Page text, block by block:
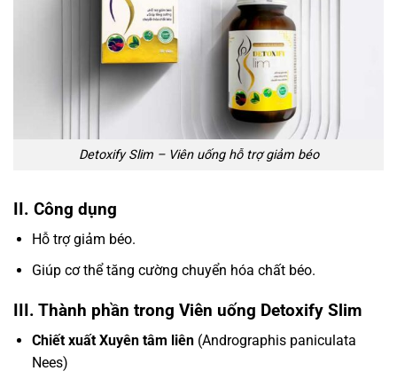
Detoxify Slim – Viên uống hỗ trợ giảm béo
II. Công dụng
Hỗ trợ giảm béo.
Giúp cơ thể tăng cường chuyển hóa chất béo.
III. Thành phần trong Viên uống Detoxify Slim
Chiết xuất Xuyên tâm liên(Andrographis paniculata
Nees)